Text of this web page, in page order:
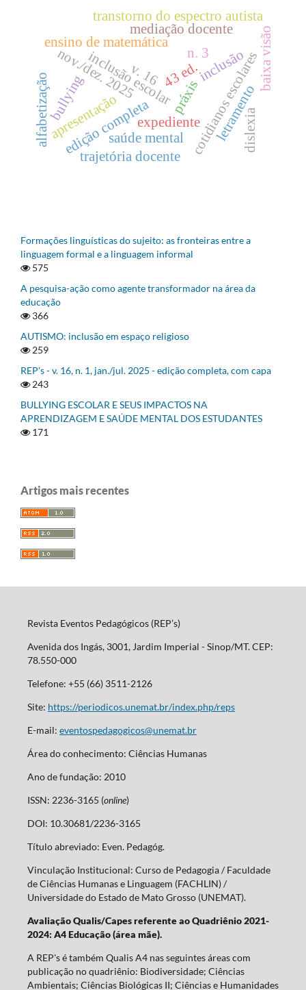
edição completa
v. 16
n. 3
nov./dez. 2025 43 ed.
expediente
apresentação
ensino de matemática
cotidianos escolares
trajetória docente
mediação docente
transtorno do espectro autista
inclusão escolar baixa visão
inclusão
alfabetização letramento
práxis
dislexia
bullying
saúde mental
Formações linguísticas do sujeito: as fronteiras entre a
linguagem formal e a linguagem informal
575
A pesquisa-ação como agente transformador na área da
educação
366
AUTISMO: inclusão em espaço religioso
259
REP's - v. 16, n. 1, jan./jul. 2025 - edição completa, com capa
243
BULLYING ESCOLAR E SEUS IMPACTOS NA
APRENDIZAGEM E SAÚDE MENTAL DOS ESTUDANTES
171
Artigos mais recentes
Revista Eventos Pedagógicos (REP’s)
Avenida dos Ingás, 3001, Jardim Imperial - Sinop/MT. CEP:
78.550-000
Telefone: +55 (66) 3511-2126
Site: https://periodicos.unemat.br/index.php/reps
E-mail: eventospedagogicos@unemat.br
Área do conhecimento: Ciências Humanas
Ano de fundação: 2010
ISSN: 2236-3165 (online)
DOI: 10.30681/2236-3165
Título abreviado: Even. Pedagóg.
Vinculação Institucional: Curso de Pedagogia / Faculdade
de Ciências Humanas e Linguagem (FACHLIN) /
Universidade do Estado de Mato Grosso (UNEMAT).
Avaliação Qualis/Capes referente ao Quadriênio 2021-
2024: A4 Educação (área mãe).
A REP's é também Qualis A4 nas seguintes áreas com
publicação no quadriênio: Biodiversidade; Ciências
Ambientais; Ciências Biológicas II; Ciências e Humanidades